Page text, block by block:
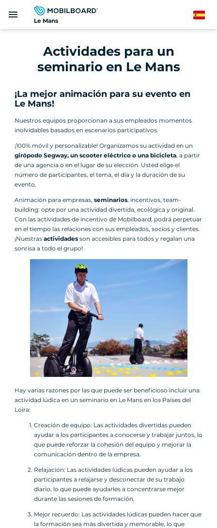
Le Mans
menu Spanish
Actividades para un
seminario en Le Mans
¡La mejor animación para su evento en
Le Mans!
Nuestros equipos proporcionan a sus empleados momentos
inolvidables basados en escenarios participativos.
¡100% móvil y personalizable! Organizamos su actividad en un
girópodo Segway, un scooter eléctrico o una bicicleta, a partir
de una agencia o en el lugar de su elección. Usted elige el
número de participantes, el tema, el día y la duración de su
evento.
Animación para empresas, seminarios, incentivos, team-
building: opte por una actividad divertida, ecológica y original.
Con las actividades de incentivo de Mobilboard, podrá perpetuar
en el tiempo las relaciones con sus empleados, socios y clientes.
¡Nuestras actividades son accesibles para todos y regalan una
sonrisa a todo el grupo!
Hay varias razones por las que puede ser beneficioso incluir una
actividad lúdica en un seminario en Le Mans en los Países del
Loira:
Creación de equipo: Las actividades divertidas pueden
ayudar a los participantes a conocerse y trabajar juntos, lo
que puede reforzar la cohesión del equipo y mejorar la
comunicación dentro de la empresa.
Relajación: Las actividades lúdicas pueden ayudar a los
participantes a relajarse y desconectar de su trabajo
diario, lo que puede ayudarles a concentrarse mejor
durante las sesiones de formación.
Mejor recuerdo: Las actividades lúdicas pueden hacer que
la formación sea más divertida y memorable, lo que